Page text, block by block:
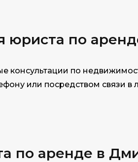
юриста по
консультации по
или посредством связи
по аренде в